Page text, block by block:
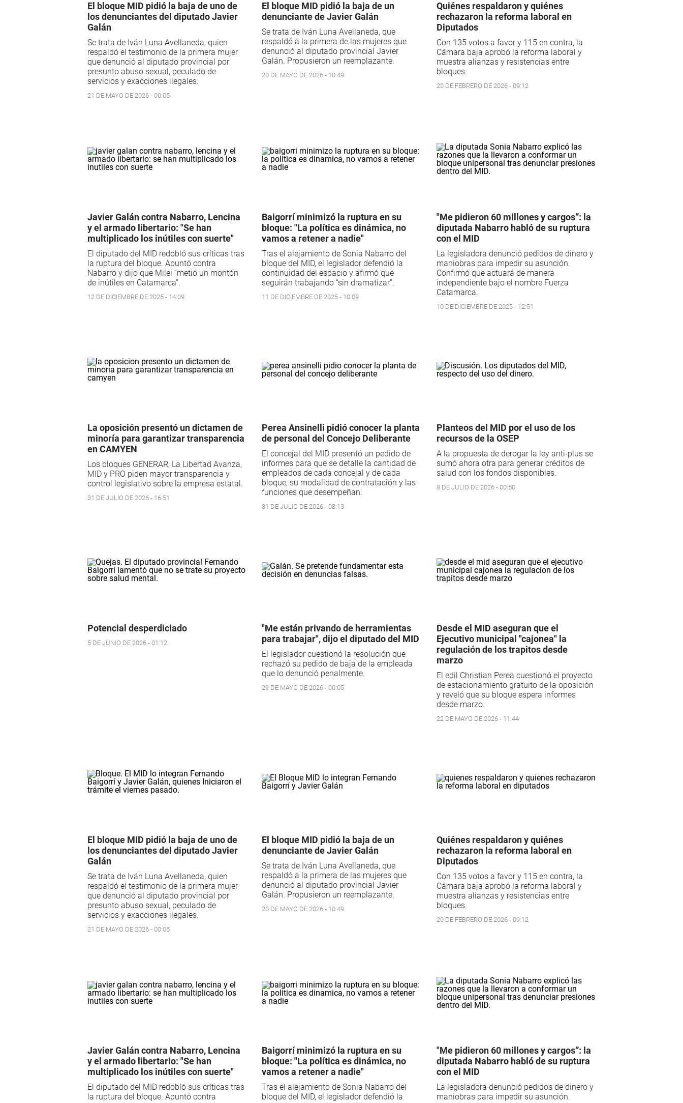
El bloque MID pidió la baja de uno de
los denunciantes del diputado Javier
Galán
Se trata de Iván Luna Avellaneda, quien
respaldó el testimonio de la primera mujer
que denunció al diputado provincial por
presunto abuso sexual, peculado de
servicios y exacciones ilegales.
21 DE MAYO DE 2026 - 00:05
El bloque MID pidió la baja de un
denunciante de Javier Galán
Se trata de Iván Luna Avellaneda, que
respaldó a la primera de las mujeres que
denunció al diputado provincial Javier
Galán. Propusieron un reemplazante.
20 DE MAYO DE 2026 - 10:49
Quiénes respaldaron y quiénes
rechazaron la reforma laboral en
Diputados
Con 135 votos a favor y 115 en contra, la
Cámara baja aprobó la reforma laboral y
muestra alianzas y resistencias entre
bloques.
20 DE FEBRERO DE 2026 - 09:12
Javier Galán contra Nabarro, Lencina
y el armado libertario: "Se han
multiplicado los inútiles con suerte"
El diputado del MID redobló sus críticas tras
la ruptura del bloque. Apuntó contra
Nabarro y dijo que Milei “metió un montón
de inútiles en Catamarca”.
12 DE DICIEMBRE DE 2025 - 14:09
Baigorrí minimizó la ruptura en su
bloque: "La política es dinámica, no
vamos a retener a nadie"
Tras el alejamiento de Sonia Nabarro del
bloque del MID, el legislador defendió la
continuidad del espacio y afirmó que
seguirán trabajando “sin dramatizar”.
11 DE DICIEMBRE DE 2025 - 10:09
"Me pidieron 60 millones y cargos”: la
diputada Nabarro habló de su ruptura
con el MID
La legisladora denunció pedidos de dinero y
maniobras para impedir su asunción.
Confirmó que actuará de manera
independiente bajo el nombre Fuerza
Catamarca.
10 DE DICIEMBRE DE 2025 - 12:51
La oposición presentó un dictamen de
minoría para garantizar transparencia
en CAMYEN
Los bloques GENERAR, La Libertad Avanza,
MID y PRO piden mayor transparencia y
control legislativo sobre la empresa estatal.
31 DE JULIO DE 2026 - 16:51
Perea Ansinelli pidió conocer la planta
de personal del Concejo Deliberante
El concejal del MID presentó un pedido de
informes para que se detalle la cantidad de
empleados de cada concejal y de cada
bloque, su modalidad de contratación y las
funciones que desempeñan.
31 DE JULIO DE 2026 - 08:13
Planteos del MID por el uso de los
recursos de la OSEP
A la propuesta de derogar la ley anti-plus se
sumó ahora otra para generar créditos de
salud con los fondos disponibles.
8 DE JULIO DE 2026 - 00:50
Potencial desperdiciado
5 DE JUNIO DE 2026 - 01:12
"Me están privando de herramientas
para trabajar", dijo el diputado del MID
El legislador cuestionó la resolución que
rechazó su pedido de baja de la empleada
que lo denunció penalmente.
29 DE MAYO DE 2026 - 00:05
Desde el MID aseguran que el
Ejecutivo municipal "cajonea" la
regulación de los trapitos desde
marzo
El edil Christian Perea cuestionó el proyecto
de estacionamiento gratuito de la oposición
y reveló que su bloque espera informes
desde marzo.
22 DE MAYO DE 2026 - 11:44
El bloque MID pidió la baja de uno de
los denunciantes del diputado Javier
Galán
Se trata de Iván Luna Avellaneda, quien
respaldó el testimonio de la primera mujer
que denunció al diputado provincial por
presunto abuso sexual, peculado de
servicios y exacciones ilegales.
21 DE MAYO DE 2026 - 00:05
El bloque MID pidió la baja de un
denunciante de Javier Galán
Se trata de Iván Luna Avellaneda, que
respaldó a la primera de las mujeres que
denunció al diputado provincial Javier
Galán. Propusieron un reemplazante.
20 DE MAYO DE 2026 - 10:49
Quiénes respaldaron y quiénes
rechazaron la reforma laboral en
Diputados
Con 135 votos a favor y 115 en contra, la
Cámara baja aprobó la reforma laboral y
muestra alianzas y resistencias entre
bloques.
20 DE FEBRERO DE 2026 - 09:12
Javier Galán contra Nabarro, Lencina
y el armado libertario: "Se han
multiplicado los inútiles con suerte"
El diputado del MID redobló sus críticas tras
la ruptura del bloque. Apuntó contra
Baigorrí minimizó la ruptura en su
bloque: "La política es dinámica, no
vamos a retener a nadie"
Tras el alejamiento de Sonia Nabarro del
bloque del MID, el legislador defendió la
"Me pidieron 60 millones y cargos”: la
diputada Nabarro habló de su ruptura
con el MID
La legisladora denunció pedidos de dinero y
maniobras para impedir su asunción.